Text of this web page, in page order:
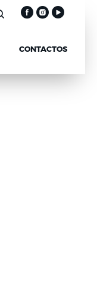
CONTACTOS